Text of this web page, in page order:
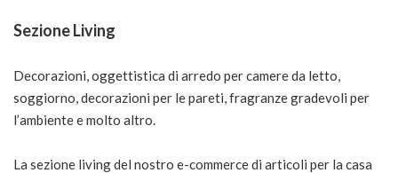
Sezione Living
Decorazioni, oggettistica di arredo per camere da letto,
soggiorno, decorazioni per le pareti, fragranze gradevoli per
l’ambiente e molto altro.
La sezione living del nostro e-commerce di articoli per la casa